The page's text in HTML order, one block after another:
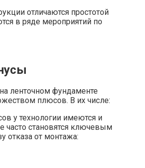
отличаются простотой
в ряде мероприятий по
ленточном фундаменте
плюсов. В их числе:
у технологии имеются и
часто становятся ключевым
отказа от монтажа: